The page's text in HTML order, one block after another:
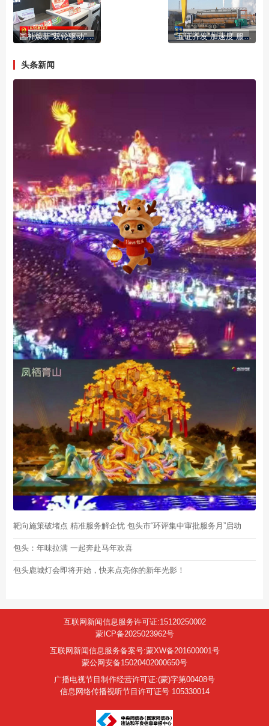
国补焕新“双轮驱动”激活市场活力 “五证齐发”加速度 服务民企“零距离”
头条新闻
靶向施策破堵点 精准服务解企忧 包头市“环评集中审批服务月”启动
包头：年味拉满 一起奔赴马年欢喜
包头鹿城灯会即将开始，快来点亮你的新年光影！
互联网新闻信息服务许可证:15120250002
蒙ICP备2025023962号
互联网新闻信息服务备案号:蒙XW备201600001号
蒙公网安备15020402000650号
广播电视节目制作经营许可证:(蒙)字第00408号
信息网络传播视听节目许可证号 105330014